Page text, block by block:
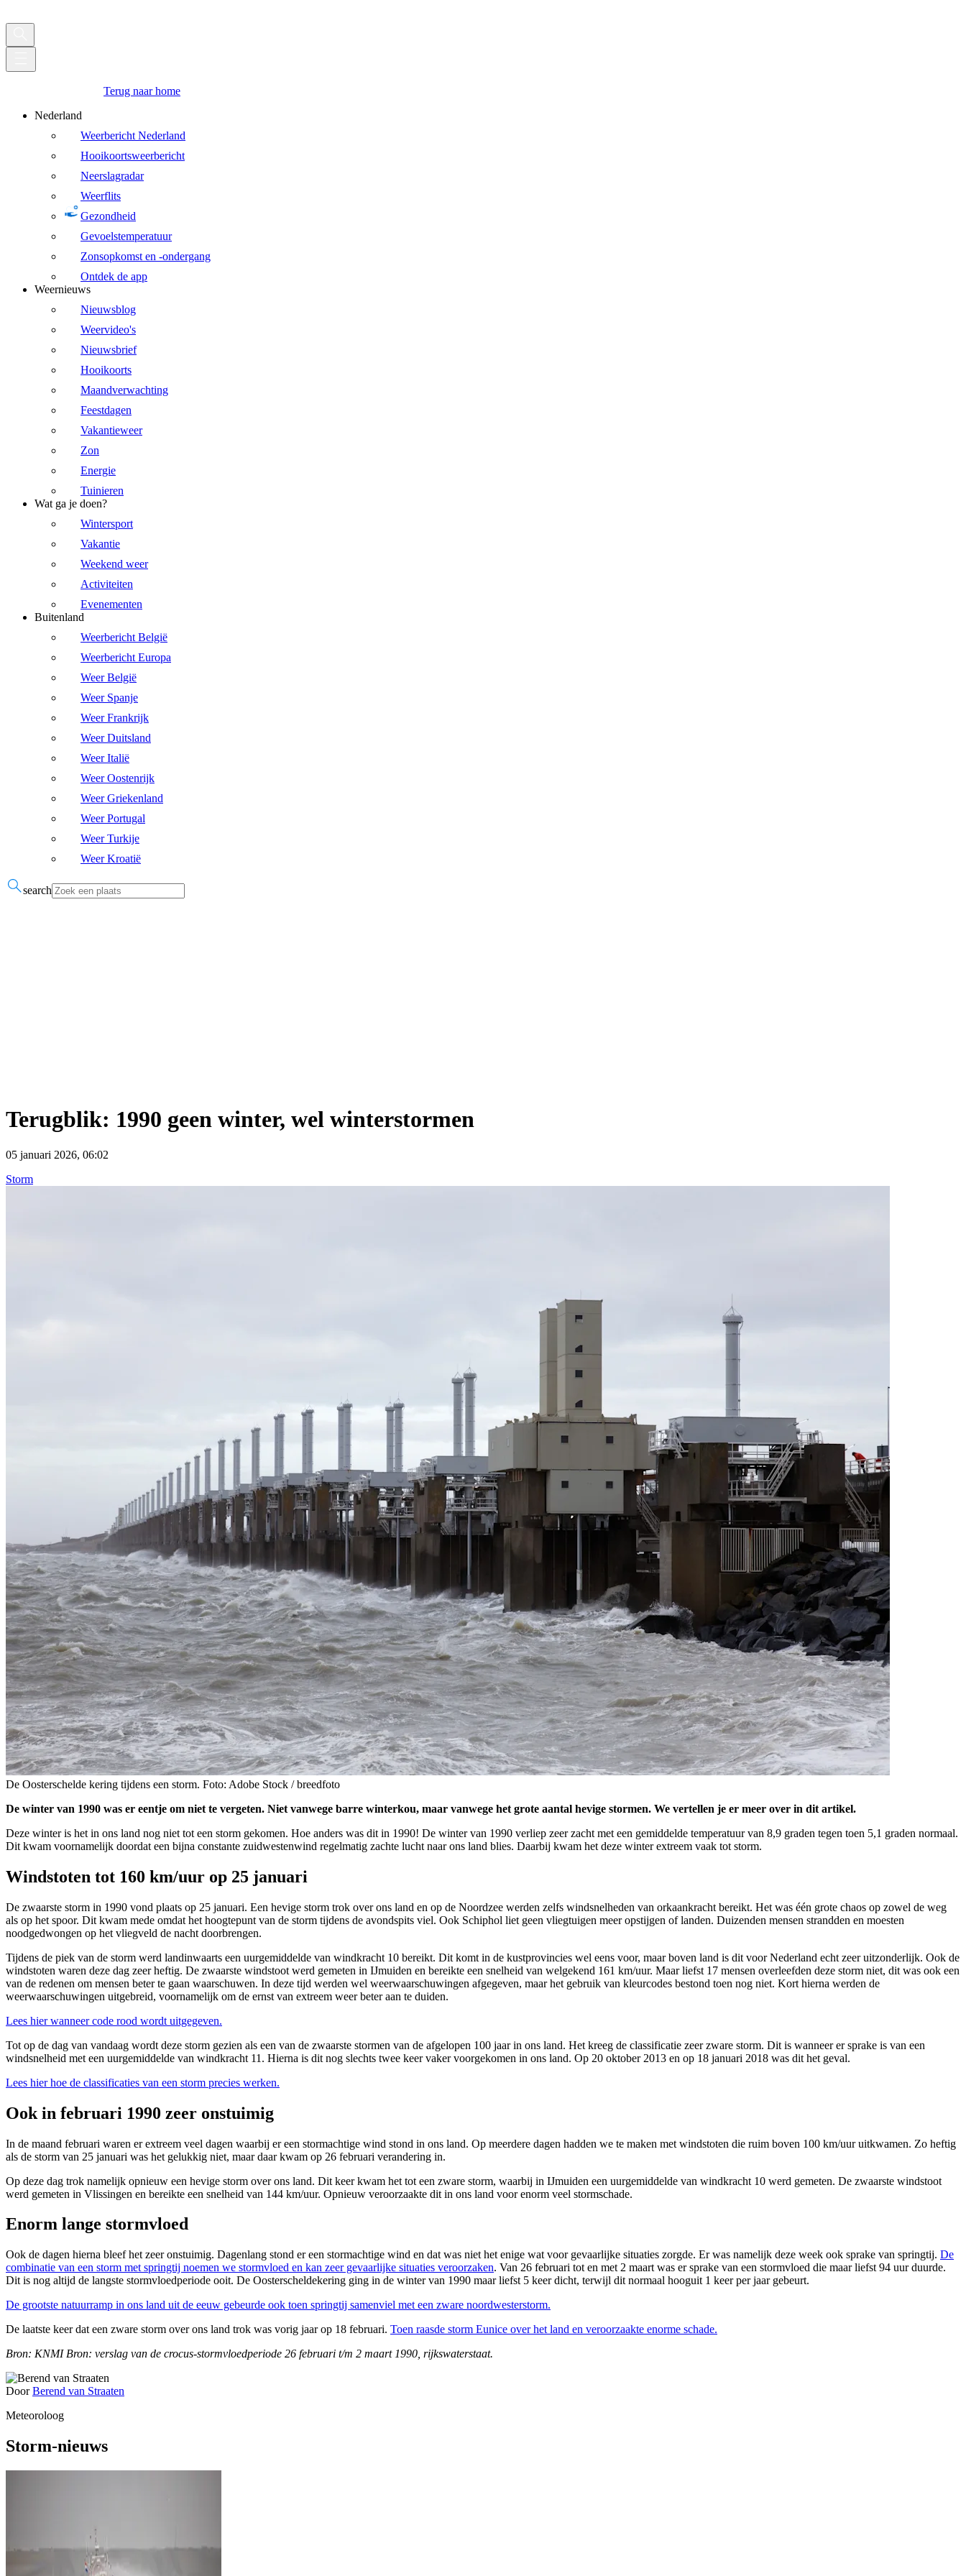
Terug naar home
Nederland
Weerbericht Nederland
Hooikoortsweerbericht
Neerslagradar
Weerflits
Gezondheid
Gevoelstemperatuur
Zonsopkomst en -ondergang
Ontdek de app
Weernieuws
Nieuwsblog
Weervideo's
Nieuwsbrief
Hooikoorts
Maandverwachting
Feestdagen
Vakantieweer
Zon
Energie
Tuinieren
Wat ga je doen?
Wintersport
Vakantie
Weekend weer
Activiteiten
Evenementen
Buitenland
Weerbericht België
Weerbericht Europa
Weer België
Weer Spanje
Weer Frankrijk
Weer Duitsland
Weer Italië
Weer Oostenrijk
Weer Griekenland
Weer Portugal
Weer Turkije
Weer Kroatië
search
Terugblik: 1990 geen winter, wel winterstormen
05 januari 2026, 06:02
Storm
De Oosterschelde kering tijdens een storm. Foto: Adobe Stock / breedfoto
De winter van 1990 was er eentje om niet te vergeten. Niet vanwege barre winterkou, maar vanwege het grote aantal hevige stormen. We vertellen je er meer over in dit artikel.
Deze winter is het in ons land nog niet tot een storm gekomen. Hoe anders was dit in 1990! De winter van 1990 verliep zeer zacht met een gemiddelde temperatuur van 8,9 graden tegen toen 5,1 graden normaal.
Dit kwam voornamelijk doordat een bijna constante zuidwestenwind regelmatig zachte lucht naar ons land blies. Daarbij kwam het deze winter extreem vaak tot storm.
Windstoten tot 160 km/uur op 25 januari
De zwaarste storm in 1990 vond plaats op 25 januari. Een hevige storm trok over ons land en op de Noordzee werden zelfs windsnelheden van orkaankracht bereikt. Het was één grote chaos op zowel de weg
als op het spoor. Dit kwam mede omdat het hoogtepunt van de storm tijdens de avondspits viel. Ook Schiphol liet geen vliegtuigen meer opstijgen of landen. Duizenden mensen strandden en moesten
noodgedwongen op het vliegveld de nacht doorbrengen.
Tijdens de piek van de storm werd landinwaarts een uurgemiddelde van windkracht 10 bereikt. Dit komt in de kustprovincies wel eens voor, maar boven land is dit voor Nederland echt zeer uitzonderlijk. Ook de
windstoten waren deze dag zeer heftig. De zwaarste windstoot werd gemeten in IJmuiden en bereikte een snelheid van welgekend 161 km/uur. Maar liefst 17 mensen overleefden deze storm niet, dit was ook een
van de redenen om mensen beter te gaan waarschuwen. In deze tijd werden wel weerwaarschuwingen afgegeven, maar het gebruik van kleurcodes bestond toen nog niet. Kort hierna werden de
weerwaarschuwingen uitgebreid, voornamelijk om de ernst van extreem weer beter aan te duiden.
Lees hier wanneer code rood wordt uitgegeven.
Tot op de dag van vandaag wordt deze storm gezien als een van de zwaarste stormen van de afgelopen 100 jaar in ons land. Het kreeg de classificatie zeer zware storm. Dit is wanneer er sprake is van een
windsnelheid met een uurgemiddelde van windkracht 11. Hierna is dit nog slechts twee keer vaker voorgekomen in ons land. Op 20 oktober 2013 en op 18 januari 2018 was dit het geval.
Lees hier hoe de classificaties van een storm precies werken.
Ook in februari 1990 zeer onstuimig
In de maand februari waren er extreem veel dagen waarbij er een stormachtige wind stond in ons land. Op meerdere dagen hadden we te maken met windstoten die ruim boven 100 km/uur uitkwamen. Zo heftig
als de storm van 25 januari was het gelukkig niet, maar daar kwam op 26 februari verandering in.
Op deze dag trok namelijk opnieuw een hevige storm over ons land. Dit keer kwam het tot een zware storm, waarbij in IJmuiden een uurgemiddelde van windkracht 10 werd gemeten. De zwaarste windstoot
werd gemeten in Vlissingen en bereikte een snelheid van 144 km/uur. Opnieuw veroorzaakte dit in ons land voor enorm veel stormschade.
Enorm lange stormvloed
Ook de dagen hierna bleef het zeer onstuimig. Dagenlang stond er een stormachtige wind en dat was niet het enige wat voor gevaarlijke situaties zorgde. Er was namelijk deze week ook sprake van springtij. De
combinatie van een storm met springtij noemen we stormvloed en kan zeer gevaarlijke situaties veroorzaken. Van 26 februari tot en met 2 maart was er sprake van een stormvloed die maar liefst 94 uur duurde.
Dit is nog altijd de langste stormvloedperiode ooit. De Oosterscheldekering ging in de winter van 1990 maar liefst 5 keer dicht, terwijl dit normaal hooguit 1 keer per jaar gebeurt.
De grootste natuurramp in ons land uit de eeuw gebeurde ook toen springtij samenviel met een zware noordwesterstorm.
De laatste keer dat een zware storm over ons land trok was vorig jaar op 18 februari. Toen raasde storm Eunice over het land en veroorzaakte enorme schade.
Bron: KNMI Bron: verslag van de crocus-stormvloedperiode 26 februari t/m 2 maart 1990, rijkswaterstaat.
DoorBerend van Straaten
Meteoroloog
Storm-nieuws